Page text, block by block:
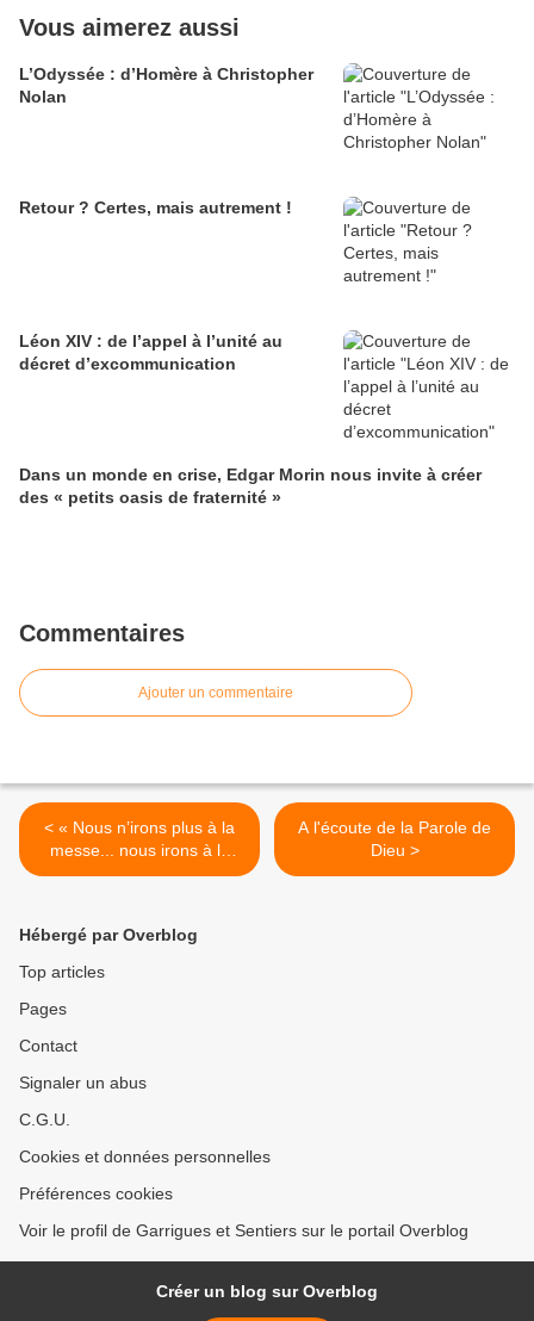
Vous aimerez aussi
L’Odyssée : d’Homère à Christopher
Nolan
Retour ? Certes, mais autrement !
Léon XIV : de l’appel à l’unité au
décret d’excommunication
Dans un monde en crise, Edgar Morin nous invite à créer
des « petits oasis de fraternité »
Commentaires
Ajouter un commentaire
< « Nous n’irons plus à la
messe... nous irons à la
rencontre » : un article qui
A l'écoute de la Parole de
Dieu >
Hébergé par Overblog
Top articles
Pages
Contact
Signaler un abus
C.G.U.
Cookies et données personnelles
Préférences cookies
Voir le profil de Garrigues et Sentiers sur le portail Overblog
Créer un blog sur Overblog